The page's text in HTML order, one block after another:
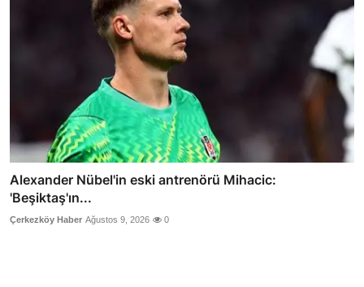
Alexander Nübel'in eski antrenörü Mihacic:
'Beşiktaş'ın...
Çerkezköy Haber Ağustos 9, 2026 0